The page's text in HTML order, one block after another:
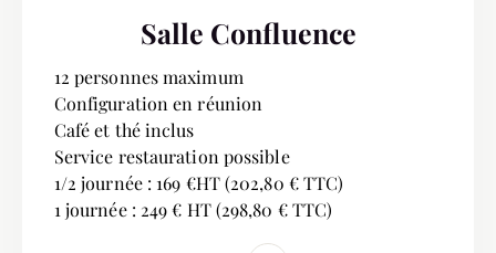
Salle Confluence
12 personnes maximum
Configuration en réunion
Café et thé inclus
Service restauration possible
1/2 journée : 169 €HT (202,80 € TTC)
1 journée : 249 € HT (298,80 € TTC)